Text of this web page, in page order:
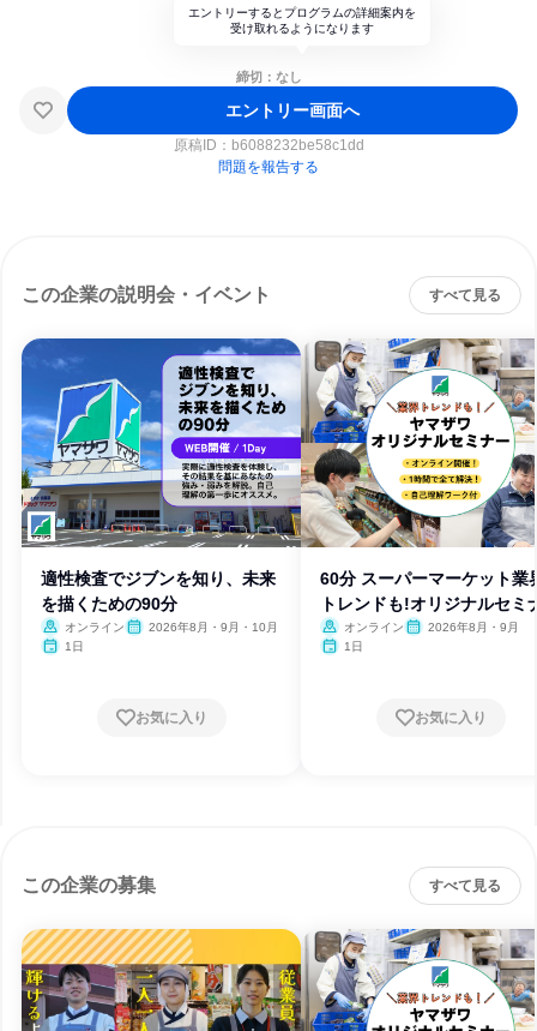
エントリーするとプログラムの詳細案内を
受け取れるようになります
締切：なし
エントリー画面へ
原稿ID： b6088232be58c1dd
問題を報告する
この企業の説明会・イベント すべて見る
適性検査でジブンを知り、未来
を描くための90分
オンライン
2026年8月・9月・10月
1日
お気に入り
60分 スーパーマーケット業
トレンドも!オリジナルセミ
オンライン
2026年8月・9月
1日
お気に入り
この企業の募集 すべて見る